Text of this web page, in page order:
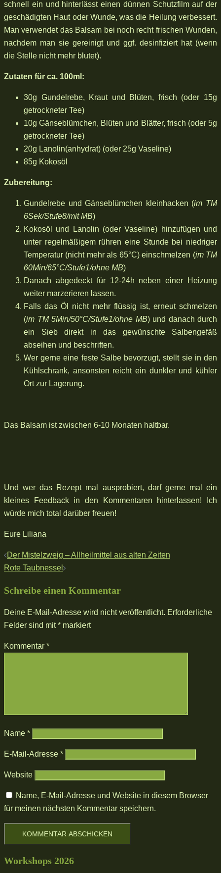
schnell ein und hinterlässt einen dünnen Schutzfilm auf der
geschädigten Haut oder Wunde, was die Heilung verbessert.
Man verwendet das Balsam bei noch recht frischen Wunden,
nachdem man sie gereinigt und ggf. desinfiziert hat (wenn
die Stelle nicht mehr blutet).
Zutaten für ca. 100ml:
30g Gundelrebe, Kraut und Blüten, frisch (oder 15g
getrockneter Tee)
10g Gänseblümchen, Blüten und Blätter, frisch (oder 5g
getrockneter Tee)
20g Lanolin(anhydrat) (oder 25g Vaseline)
85g Kokosöl
Zubereitung:
Gundelrebe und Gänseblümchen kleinhacken (im TM
6Sek/Stufe8/mit MB)
Kokosöl und Lanolin (oder Vaseline) hinzufügen und
unter regelmäßigem rühren eine Stunde bei niedriger
Temperatur (nicht mehr als 65°C) einschmelzen (im TM
60Min/65°C/Stufe1/ohne MB)
Danach abgedeckt für 12-24h neben einer Heizung
weiter marzerieren lassen.
Falls das Öl nicht mehr flüssig ist, erneut schmelzen
(im TM 5Min/50°C/Stufe1/ohne MB) und danach durch
ein Sieb direkt in das gewünschte Salbengefäß
abseihen und beschriften.
Wer gerne eine feste Salbe bevorzugt, stellt sie in den
Kühlschrank, ansonsten reicht ein dunkler und kühler
Ort zur Lagerung.
Das Balsam ist zwischen 6-10 Monaten haltbar.
Und wer das Rezept mal ausprobiert, darf gerne mal ein
kleines Feedback in den Kommentaren hinterlassen! Ich
würde mich total darüber freuen!
Eure Liliana
Beitragsnavigation
Der Mistelzweig – Allheilmittel aus alten Zeiten
Rote Taubnessel
Schreibe einen Kommentar
Deine E-Mail-Adresse wird nicht veröffentlicht. Erforderliche
Felder sind mit* markiert
Kommentar *
Name *
E-Mail-Adresse *
Website
Name, E-Mail-Adresse und Website in diesem Browser
für meinen nächsten Kommentar speichern.
Workshops 2026